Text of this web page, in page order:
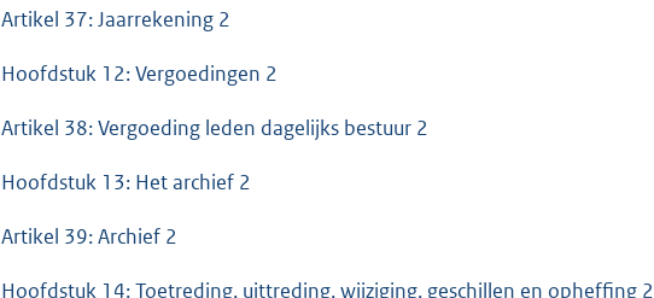
Artikel 37: Jaarrekening 2
Hoofdstuk 12: Vergoedingen 2
Artikel 38: Vergoeding leden dagelijks bestuur 2
Hoofdstuk 13: Het archief 2
Artikel 39: Archief 2
Hoofdstuk 14: Toetreding, uittreding, wijziging, geschillen en opheffing 2